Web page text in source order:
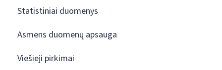
Statistiniai duomenys
Asmens duomenų apsauga
Viešieji pirkimai